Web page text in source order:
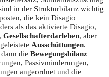
in der Strukturbilanz wichtig
die kein Disagio
als das aktivierte Disagio,
Gesellschafterdarlehen, aber
Ausschüttungen.
die Bewegungsbilanz
Passivminderungen,
angeordnet und die